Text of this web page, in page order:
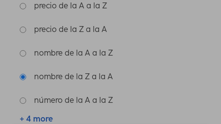
precio de la A a la Z
precio de la Z a la A
nombre de la A a la Z
nombre de la Z a la A
número de la A a la Z
+ 4 more